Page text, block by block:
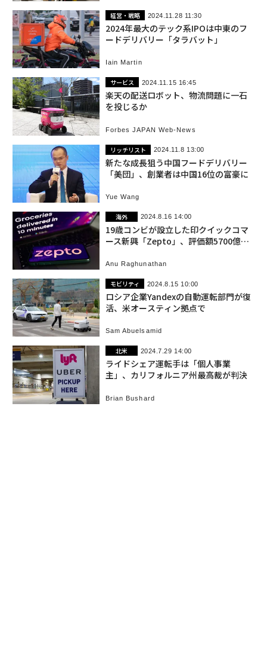
経営・戦略 2024.11.28 11:30
2024年最大のテック系IPOは中東のフ
ードデリバリー「タラバット」
Iain Martin
サービス 2024.11.15 16:45
楽天の配送ロボット、物流問題に一石
を投じるか
Forbes JAPAN Web-News
リッチリスト 2024.11.8 13:00
新たな成長狙う中国フードデリバリー
「美団」、創業者は中国16位の富豪に
Yue Wang
海外 2024.8.16 14:00
19歳コンビが設立した印クイックコマ
ース新興「Zepto」、評価額5700億円
Anu Raghunathan
モビリティ 2024.8.15 10:00
ロシア企業Yandexの自動運転部門が復
活、米オースティン拠点で
Sam Abuelsamid
北米 2024.7.29 14:00
ライドシェア運転手は「個人事業
主」、カリフォルニア州最高裁が判決
Brian Bushard